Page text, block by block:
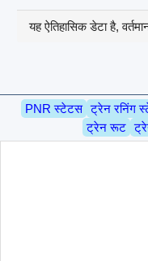
यह ऐतिहासिक डेटा है,
PNR स्टेटस ट्रेन रनिंग
ट्रेन रूट